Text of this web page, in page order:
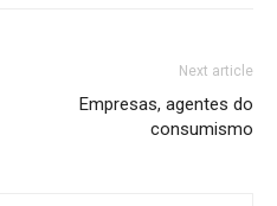
Next article
Empresas, agentes do
consumismo